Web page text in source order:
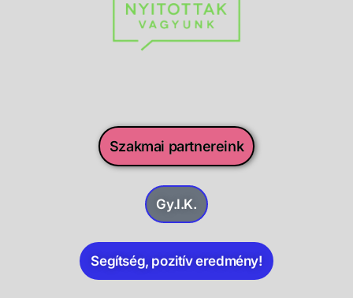
Szakmai partnereink
Gy.I.K.
Segítség, pozitív eredmény!